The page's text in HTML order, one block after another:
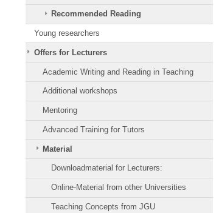
Recommended Reading
Young researchers
Offers for Lecturers
Academic Writing and Reading in Teaching
Additional workshops
Mentoring
Advanced Training for Tutors
Material
Downloadmaterial for Lecturers:
Online-Material from other Universities
Teaching Concepts from JGU